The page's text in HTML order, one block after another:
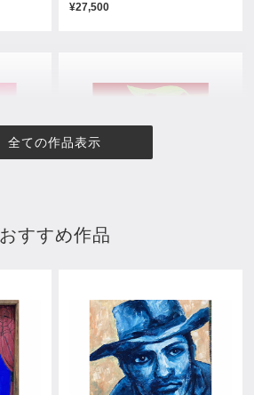
全ての作品表示
¥27,500
おすすめ作品